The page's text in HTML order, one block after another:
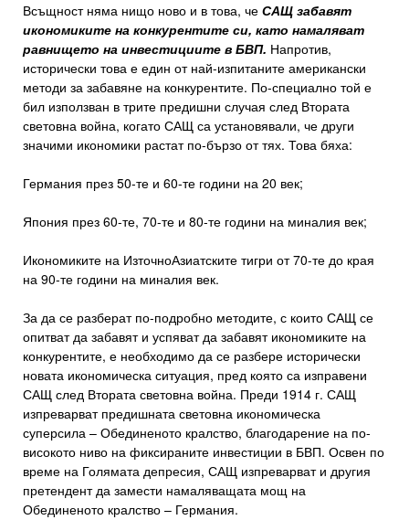
Всъщност няма нищо ново и в това, че САЩ забавят
икономиките на конкурентите си, като намаляват
равнището на инвестициите в БВП. Напротив,
исторически това е един от най-изпитаните американски
методи за забавяне на конкурентите. По-специално той е
бил използван в трите предишни случая след Втората
световна война, когато САЩ са установявали, че други
значими икономики растат по-бързо от тях. Това бяха:
Германия през 50-те и 60-те години на 20 век;
Япония през 60-те, 70-те и 80-те години на миналия век;
Икономиките на ИзточноАзиатските тигри от 70-те до края
на 90-те години на миналия век.
За да се разберат по-подробно методите, с които САЩ се
опитват да забавят и успяват да забавят икономиките на
конкурентите, е необходимо да се разбере исторически
новата икономическа ситуация, пред която са изправени
САЩ след Втората световна война. Преди 1914 г. САЩ
изпреварват предишната световна икономическа
суперсила – Обединеното кралство, благодарение на по-
високото ниво на фиксираните инвестиции в БВП. Освен по
време на Голямата депресия, САЩ изпреварват и другия
претендент да замести намаляващата мощ на
Обединеното кралство – Германия.